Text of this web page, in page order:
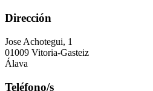
Dirección
Jose Achotegui, 1
01009 Vitoria-Gasteiz
Álava
Teléfono/s